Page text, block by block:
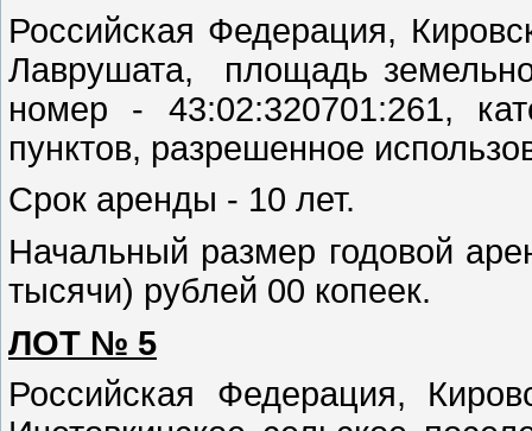
Российская Федерация,
Лаврушата, площадь
номер - 43:02:320701:261,
пунктов, разрешенное
Срок аренды - 10 лет.
Начальный размер годовой
тысячи) рублей 00 копеек.
ЛОТ № 5
Российская Федерация,